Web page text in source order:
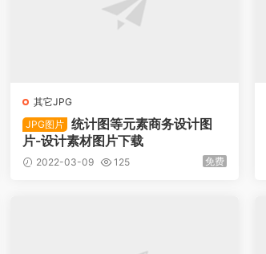
其它JPG
JPG图片 统计图等元素商务设计图
片-设计素材图片下载
2022-03-09 125 免费